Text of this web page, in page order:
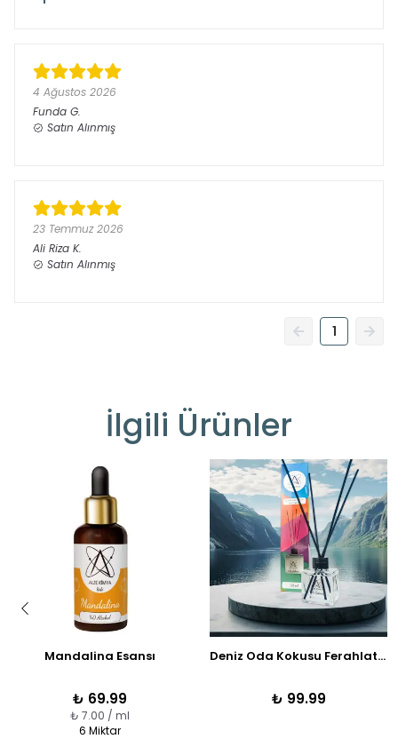
4 Ağustos 2026
Funda G.
Satın Alınmış
23 Temmuz 2026
Ali Riza K.
Satın Alınmış
1
İlgili Ürünler
Mandalina Esansı
₺ 69.99
₺ 7.00 / ml
6 Miktar
Deniz Oda Kokusu Ferahlatıcı Dalgalardan Gelen Huzur
₺ 99.99